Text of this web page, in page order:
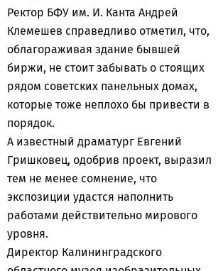
Ректор БФУ им. И. Канта Андрей
Клемешев справедливо отметил, что,
облагораживая здание бывшей
биржи, не стоит забывать о стоящих
рядом советских панельных домах,
которые тоже неплохо бы привести в
порядок.
А известный драматург Евгений
Гришковец, одобрив проект, выразил
тем не менее сомнение, что
экспозиции удастся наполнить
работами действительно мирового
уровня.
Директор Калининградского